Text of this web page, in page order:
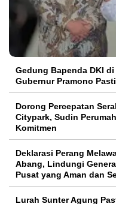
Gedung Bapenda DKI
Gubernur Pramono
Dorong Percepatan
Citypark, Sudin
Komitmen
Deklarasi Perang
Abang, Lindungi
Pusat yang Aman dan
Lurah Sunter Agung